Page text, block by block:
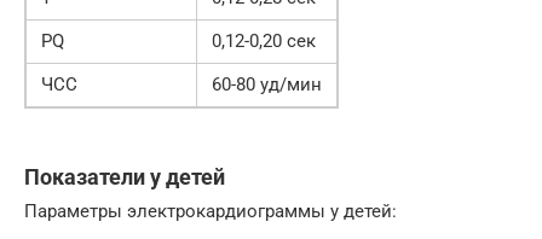
PQ
0,12-0,20 сек
ЧСС
60-80 уд/мин
Показатели у детей
Параметры электрокардиограммы у детей: